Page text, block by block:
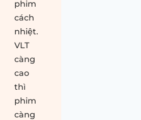
phim
cách
nhiệt.
VLT
càng
cao
thì
phim
càng